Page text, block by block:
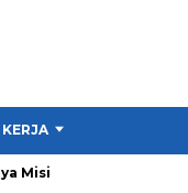
untuk Petani